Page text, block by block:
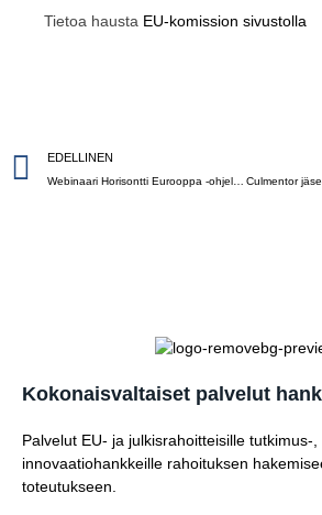
Tietoa hausta EU-komission sivustolla
EDELLINEN
Kokonaisvaltaiset palvelut
Palvelut EU- ja julkisrahoitteisille tutkimus-,
innovaatiohankkeille rahoituksen
toteutukseen.